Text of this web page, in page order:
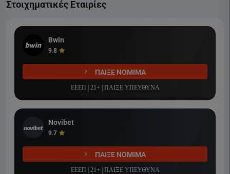
Στοιχηματικές Εταιρίες
Bwin
9.8
ΠΑΙΞΕ ΝΟΜΙΜΑ
ΕΕΕΠ | 21+ | ΠΑΙΞΕ ΥΠΕΥΘΥΝΑ
Novibet
9.7
ΠΑΙΞΕ ΝΟΜΙΜΑ
ΕΕΕΠ | 21+ | ΠΑΙΞΕ ΥΠΕΥΘΥΝΑ